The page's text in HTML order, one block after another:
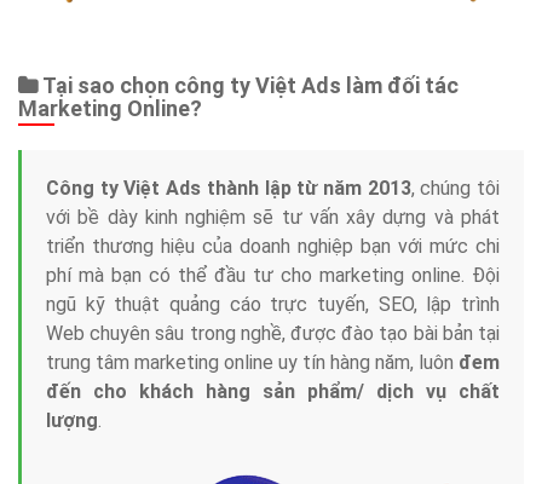
Tại sao chọn công ty Việt Ads làm đối tác
Marketing Online?
Công ty Việt Ads thành lập từ năm 2013, chúng tôi
với bề dày kinh nghiệm sẽ tư vấn xây dựng và phát
triển thương hiệu của doanh nghiệp bạn với mức chi
phí mà bạn có thể đầu tư cho marketing online. Đội
ngũ kỹ thuật quảng cáo trực tuyến, SEO, lập trình
Web chuyên sâu trong nghề, được đào tạo bài bản tại
trung tâm marketing online uy tín hàng năm, luôn đem
đến cho khách hàng sản phẩm/ dịch vụ chất
lượng.